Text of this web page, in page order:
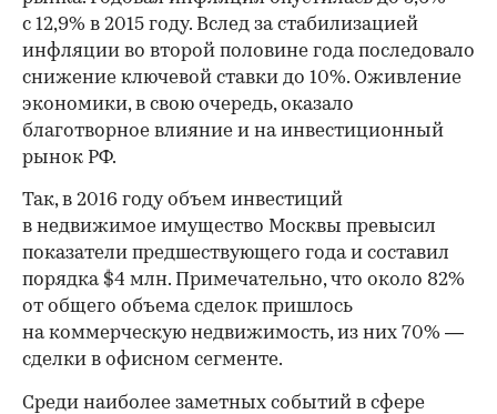
с 12,9% в 2015 году. Вслед за стабилизацией
инфляции во второй половине года последовало
снижение ключевой ставки до 10%. Оживление
экономики, в свою очередь, оказало
благотворное влияние и на инвестиционный
рынок РФ.
Так, в 2016 году объем инвестиций
в недвижимое имущество Москвы превысил
показатели предшествующего года и составил
порядка $4 млн. Примечательно, что около 82%
от общего объема сделок пришлось
на коммерческую недвижимость, из них 70% —
сделки в офисном сегменте.
Среди наиболее заметных событий в сфере